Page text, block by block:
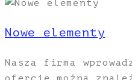
Nowe elementy
Nasza firma